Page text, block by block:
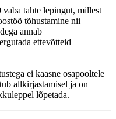
tahte lepingut, millest
tõhustamine nii
annab
ettevõtteid
ei kaasne osapooltele
allkirjastamisel ja on
lõpetada.